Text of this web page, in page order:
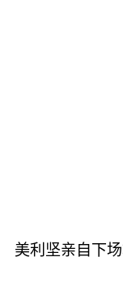
美利坚亲自下